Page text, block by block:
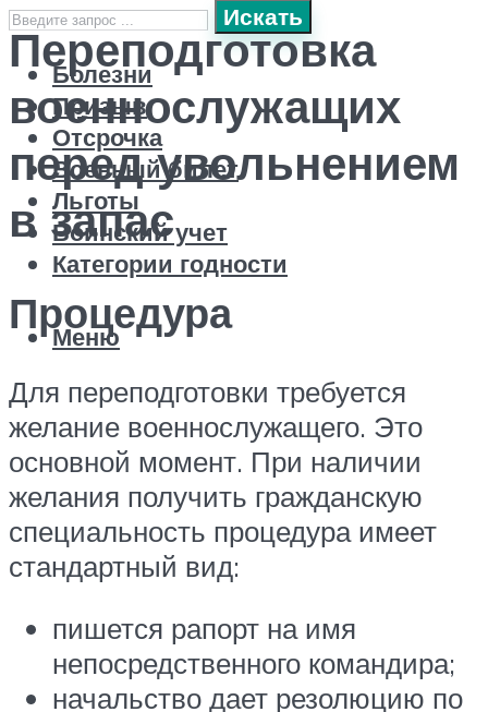
Искать
Болезни
Призыв
Отсрочка
Военный билет
Льготы
Воинский учет
Категории годности
Меню
Переподготовка
военнослужащих
перед увольнением
в запас
Процедура
Для переподготовки требуется
желание военнослужащего. Это
основной момент. При наличии
желания получить гражданскую
специальность процедура имеет
стандартный вид:
пишется рапорт на имя
непосредственного командира;
начальство дает резолюцию по